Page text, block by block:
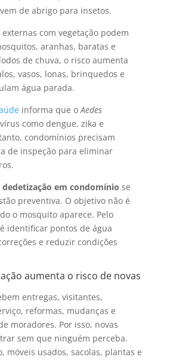
de abrigo para insetos.
com vegetação podem
aranhas, baratas e
de chuva, o risco aumenta
vasos, lonas, brinquedos e
água parada.
informa que o Aedes
como dengue, zika e
condomínios precisam
de inspeção para eliminar
dedetização em condomínio se
preventiva. O objetivo não é
o mosquito aparece. Pelo
identificar pontos de água
e reduzir condições
aumenta o risco de novas
entregas, visitantes,
reformas, mudanças e
moradores. Por isso, novas
sem que ninguém perceba.
móveis usados, sacolas, plantas e